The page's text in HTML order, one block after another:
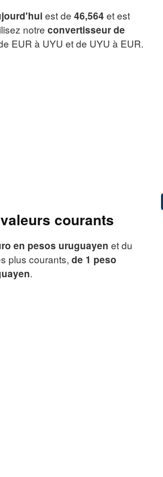
UYU
est de 46,564 et est
notre convertisseur de
EUR à UYU et de UYU à EUR.
courants
en pesos uruguayen et du
plus courants, de 1 peso
.